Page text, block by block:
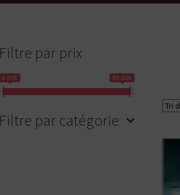
Filtre par prix
9.00€ 80.00€
Filtre par catégorie